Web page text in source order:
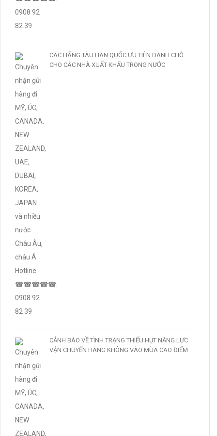
CÁC HÃNG TÀU HÀN QUỐC ƯU TIÊN DÀNH CHỖ
CHO CÁC NHÀ XUẤT KHẨU TRONG NƯỚC
CẢNH BÁO VỀ TÌNH TRẠNG THIẾU HỤT NĂNG LỰC
VẬN CHUYỂN HÀNG KHÔNG VÀO MÙA CAO ĐIỂM